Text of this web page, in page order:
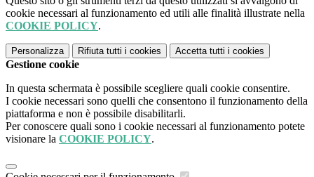
cookie necessari al funzionamento ed utili alle finalità illustrate nella
COOKIE POLICY.
Personalizza Rifiuta tutti i cookies Accetta tutti i cookies
Gestione cookie
In questa schermata è possibile scegliere quali cookie consentire.
I cookie necessari sono quelli che consentono il funzionamento della
piattaforma e non è possibile disabilitarli.
Per conoscere quali sono i cookie necessari al funzionamento potete
visionare la COOKIE POLICY.